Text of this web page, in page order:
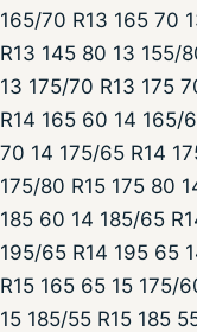
165/70 R13 165 70
R13 145 80 13 155/
13 175/70 R13 175
R14 165 60 14 165/
70 14 175/65 R14
175/80 R15 175 80
185 60 14 185/65
195/65 R14 195 65
R15 165 65 15 175/
15 185/55 R15 185